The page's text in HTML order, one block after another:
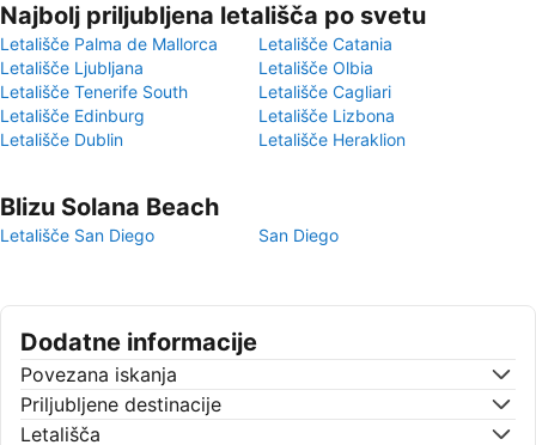
Najbolj priljubljena letališča po svetu
Letališče Palma de Mallorca
Letališče Catania
Letališče Ljubljana
Letališče Olbia
Letališče Tenerife South
Letališče Cagliari
Letališče Edinburg
Letališče Lizbona
Letališče Dublin
Letališče Heraklion
Blizu Solana Beach
Letališče San Diego San Diego
Dodatne informacije
Povezana iskanja
Priljubljene destinacije
Letališča